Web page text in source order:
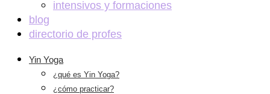
intensivos y formaciones
blog
directorio de profes
Yin Yoga
¿qué es Yin Yoga?
¿cómo practicar?